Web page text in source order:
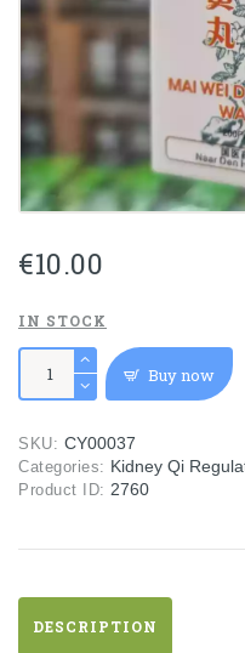
€10.00
IN STOCK
Di
麦
味
地
Buy now
SKU: CY00037
Categories: Kidney Qi
Product ID: 2760
DESCRIPTION